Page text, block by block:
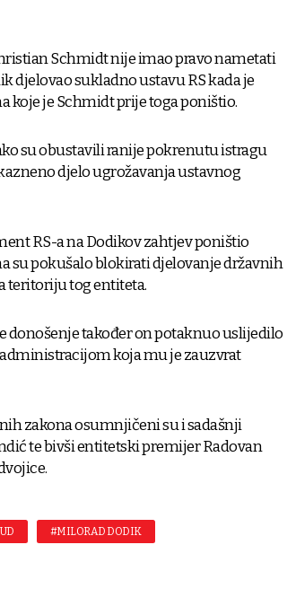
Schmidt nije imao pravo nametati
djelovao sukladno ustavu RS kada je
koje je Schmidt prije toga poništio.
su obustavili ranije pokrenutu istragu
djelo ugrožavanja ustavnog
RS-a na Dodikov zahtjev poništio
su pokušalo blokirati djelovanje državnih
teritoriju tog entiteta.
donošenje također on potaknuo uslijedilo
koja mu je zauzvrat
zakona osumnjičeni su i sadašnji
te bivši entitetski premijer Radovan
#MILORAD DODIK